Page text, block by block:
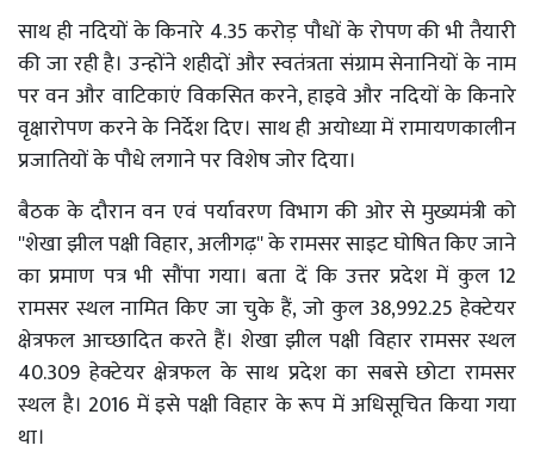
साथ ही नदियों के किनारे 4.35 करोड़ पौधों के रोपण की भी तैयारी
की जा रही है। उन्होंने शहीदों और स्वतंत्रता संग्राम सेनानियों के नाम
पर वन और वाटिकाएं विकसित करने, हाइवे और नदियों के किनारे
वृक्षारोपण करने के निर्देश दिए। साथ ही अयोध्या में रामायणकालीन
प्रजातियों के पौधे लगाने पर विशेष जोर दिया।
बैठक के दौरान वन एवं पर्यावरण विभाग की ओर से मुख्यमंत्री को
''शेखा झील पक्षी विहार, अलीगढ़'' के रामसर साइट घोषित किए जाने
का प्रमाण पत्र भी सौंपा गया। बता दें कि उत्तर प्रदेश में कुल 12
रामसर स्थल नामित किए जा चुके हैं, जो कुल 38,992.25 हेक्टेयर
क्षेत्रफल आच्छादित करते हैं। शेखा झील पक्षी विहार रामसर स्थल
40.309 हेक्टेयर क्षेत्रफल के साथ प्रदेश का सबसे छोटा रामसर
स्थल है। 2016 में इसे पक्षी विहार के रूप में अधिसूचित किया गया
था।